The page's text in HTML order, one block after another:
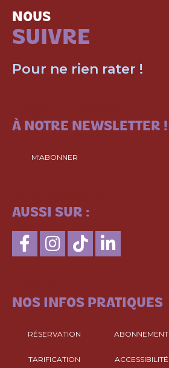
NOUS
SUIVRE
Pour ne rien rater !
À NOTRE NEWSLETTER !
M'ABONNER
AUSSI SUR :
NOS INFOS PRATIQUES
RÉSERVATION ABONNEMENT
TARIFICATION ACCESSIBILITÉ